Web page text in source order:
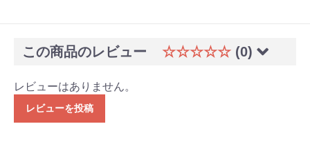
この商品のレビュー ☆☆☆☆☆ (0)
レビューはありません。
レビューを投稿